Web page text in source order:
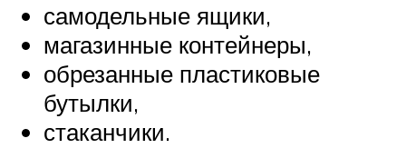
самодельные ящики,
магазинные контейнеры,
обрезанные пластиковые
бутылки,
стаканчики.